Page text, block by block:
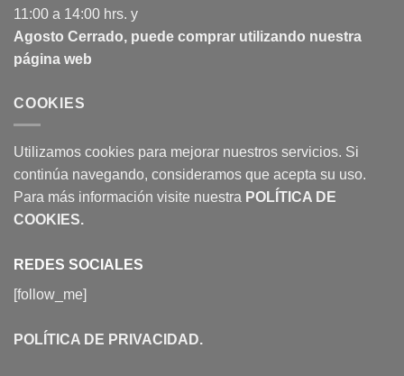
11:00 a 14:00 hrs. y
Agosto Cerrado, puede comprar utilizando nuestra
página web
COOKIES
Utilizamos cookies para mejorar nuestros servicios. Si
continúa navegando, consideramos que acepta su uso.
Para más información visite nuestra POLÍTICA DE
COOKIES.
REDES SOCIALES
[follow_me]
POLÍTICA DE PRIVACIDAD.